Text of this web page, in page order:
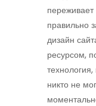
правильно
дизайн
ресурсом,
никто не